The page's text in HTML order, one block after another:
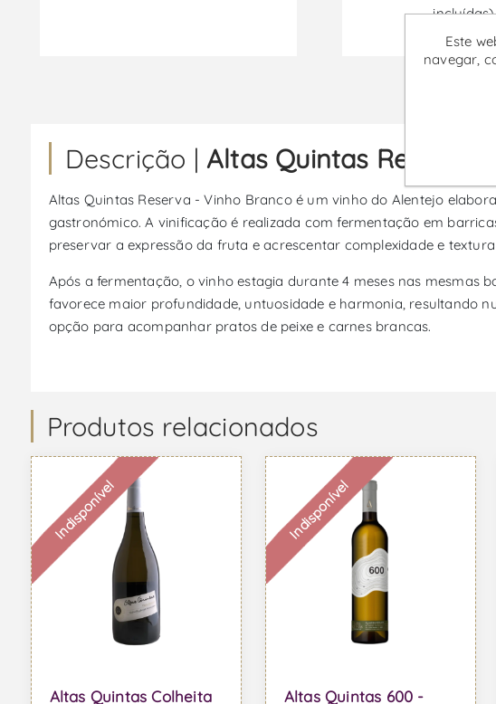
incluídas)
Descrição | Altas Quintas Reserva -
Altas Quintas Reserva - Vinho Branco é um vinho do Alentejo
gastronómico. A vinificação é realizada com fermentação em
preservar a expressão da fruta e acrescentar complexidade e
Após a fermentação, o vinho estagia durante 4 meses nas mesmas
favorece maior profundidade, untuosidade e harmonia, resultando
opção para acompanhar pratos de peixe e carnes brancas.
Produtos relacionados
Indisponível
Altas Quintas Colheita
Indisponível
Altas Quintas 600 -
Este
navegar,